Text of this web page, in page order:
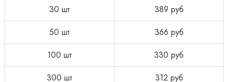
30 шт
389 руб
50 шт
366 руб
100 шт
330 руб
300 шт
312 руб